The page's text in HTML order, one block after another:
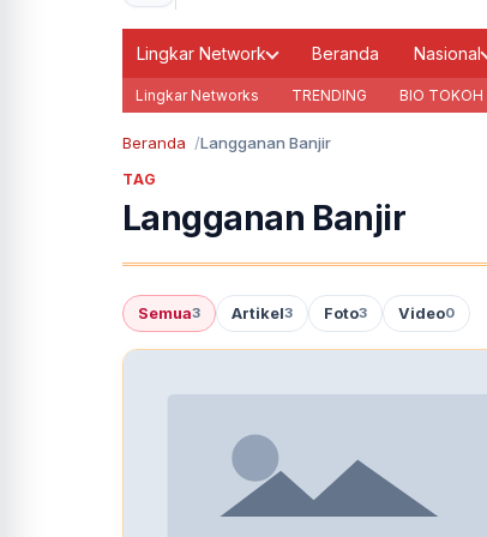
Lingkar Network Beranda Nasional
Lingkar Networks TRENDING BIO TOKOH
Beranda Langganan Banjir
TAG
Langganan Banjir
Semua3 Artikel3 Foto3 Video0